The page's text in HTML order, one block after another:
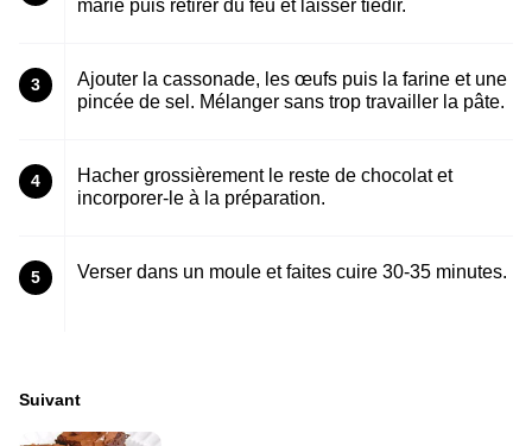
marie puis retirer du feu et laisser tiédir.
3
Ajouter la cassonade, les œufs puis la farine et une
pincée de sel. Mélanger sans trop travailler la pâte.
4
Hacher grossièrement le reste de chocolat et
incorporer-le à la préparation.
5 Verser dans un moule et faites cuire 30-35 minutes.
Suivant